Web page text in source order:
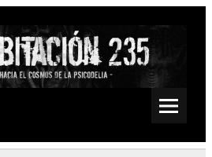
Doom, Sludge, Fuzz, Space, Drone